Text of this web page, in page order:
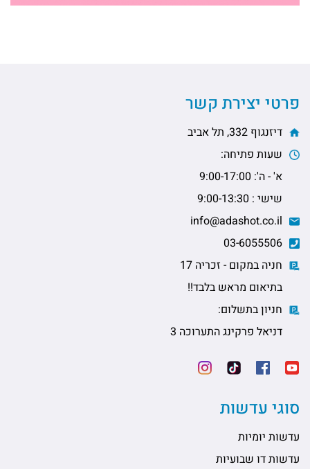
פרטי יצירת קשר
דיזנגוף 332, תל אביב
שעות פתיחה:
א' - ה': 9:00-17:00
שישי : 9:00-13:30
חניה במקום - זכריה 17
בתיאום מראש בלבד!!
חניון בתשלום:
דניאל פרקינג התערוכה 3
סוגי עדשות
עדשות יומיות
עדשות דו שבועיות